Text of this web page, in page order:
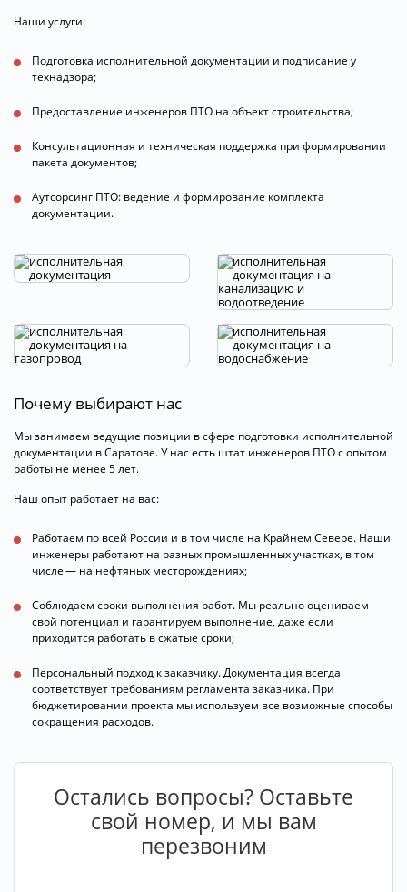
Наши услуги:
Подготовка исполнительной документации и подписание у
технадзора;
Предоставление инженеров ПТО на объект строительства;
Консультационная и техническая поддержка при формировании
пакета документов;
Аутсорсинг ПТО: ведение и формирование комплекта
документации.
Почему выбирают нас
Мы занимаем ведущие позиции в сфере подготовки исполнительной
документации в Саратове. У нас есть штат инженеров ПТО с опытом
работы не менее 5 лет.
Наш опыт работает на вас:
Работаем по всей России и в том числе на Крайнем Севере. Наши
инженеры работают на разных промышленных участках, в том
числе — на нефтяных месторождениях;
Соблюдаем сроки выполнения работ. Мы реально оцениваем
свой потенциал и гарантируем выполнение, даже если
приходится работать в сжатые сроки;
Персональный подход к заказчику. Документация всегда
соответствует требованиям регламента заказчика. При
бюджетировании проекта мы используем все возможные способы
сокращения расходов.
Остались вопросы? Оставьте
свой номер, и мы вам
перезвоним